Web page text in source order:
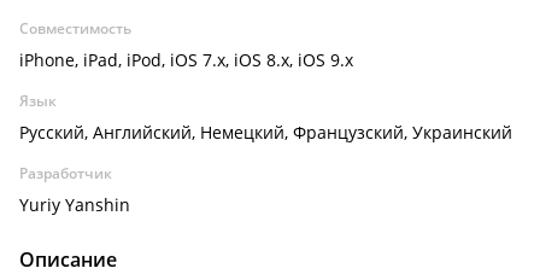
Совместимость
iPhone, iPad, iPod, iOS 7.x, iOS 8.x, iOS 9.x
Язык
Русский, Английский, Немецкий, Французский, Украинский
Разработчик
Yuriy Yanshin
Описание